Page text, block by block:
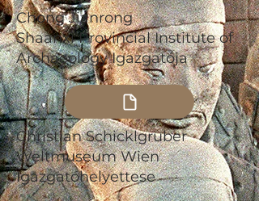
Chong Jianrong
Shaanxi Provincial Institute of
Archaeology Igazgatója
Christian Schicklgruber
Weltmuseum Wien
Igazgatóhelyettese